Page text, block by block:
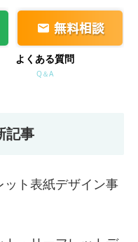
よくある質問
Q＆A
記事
ット表紙デザイン事